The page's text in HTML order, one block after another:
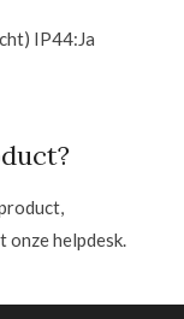
IP44:Ja
onze helpdesk.